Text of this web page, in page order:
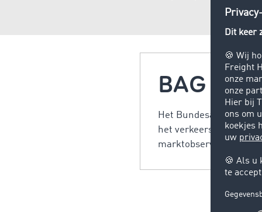
BAG
Het Bundesamt für
het verkeersrecht en
marktobservatie. Meer